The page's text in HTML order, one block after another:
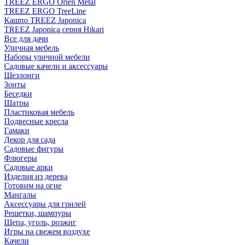
TREEZ ERGO Orien Metal
TREEZ ERGO TreeLine
Кашпо TREEZ Japonica
TREEZ Japonica серия Hikari
Все для дачи
Уличная мебель
Наборы уличной мебели
Садовые качели и аксессуары
Шезлонги
Зонты
Беседки
Шатры
Пластиковая мебель
Подвесные кресла
Гамаки
Декор для сада
Садовые фигуры
Флюгеры
Садовые арки
Изделия из дерева
Готовим на огне
Мангалы
Аксессуары для грилей
Решетки, шампуры
Щепа, уголь, розжиг
Игры на свежем воздухе
Качели